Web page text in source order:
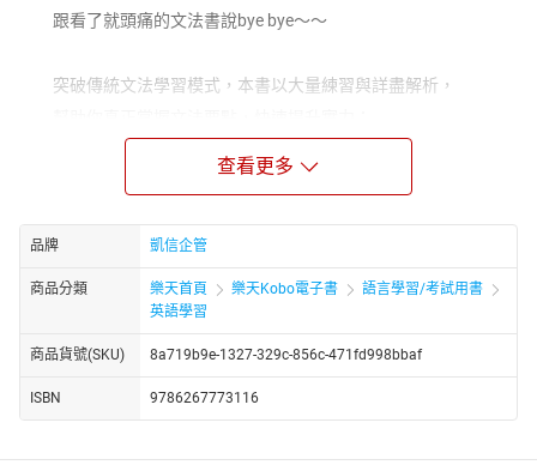
跟看了就頭痛的文法書說bye bye～～
突破傳統文法學習模式，本書以大量練習與詳盡解析，
從練習中理解，在解析中精進，輕鬆掌握基礎文法，
無論是準備國中會考、英檢初級，還是想打好文法基礎，都是
【本書內容】
▍幾乎沒有生難字詞
全書以中學生的單字程度為基礎，不怕生字阻礙學習；學習一
點都不費力！怕單字量不夠的學習者don’t worry，每一道題目都附
上生字／短語解釋，亦能快速引導進入專注學習文法狀態，不再被
▍有系統的梳理文法
查看更多
品牌 凱信企管
商品分類 樂天首頁 樂天Kobo電子書
語言學習/考試用書
英語學習
商品貨號(SKU) 8a719b9e-1327-329c-856c-471fd998bbaf
ISBN 9786267773116